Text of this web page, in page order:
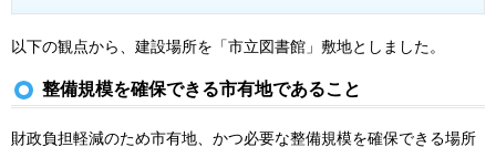
以下の観点から、建設場所を「市立図書館」敷地としました。
整備規模を確保できる市有地であること
財政負担軽減のため市有地、かつ必要な整備規模を確保できる場所